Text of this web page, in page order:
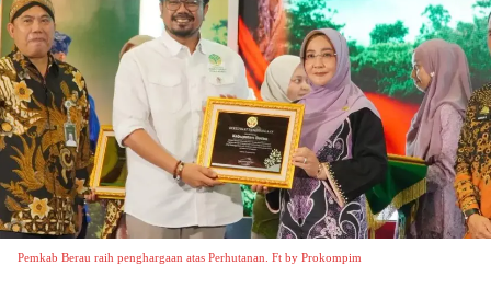
Pemkab Berau raih penghargaan atas Perhutanan. Ft by Prokompim